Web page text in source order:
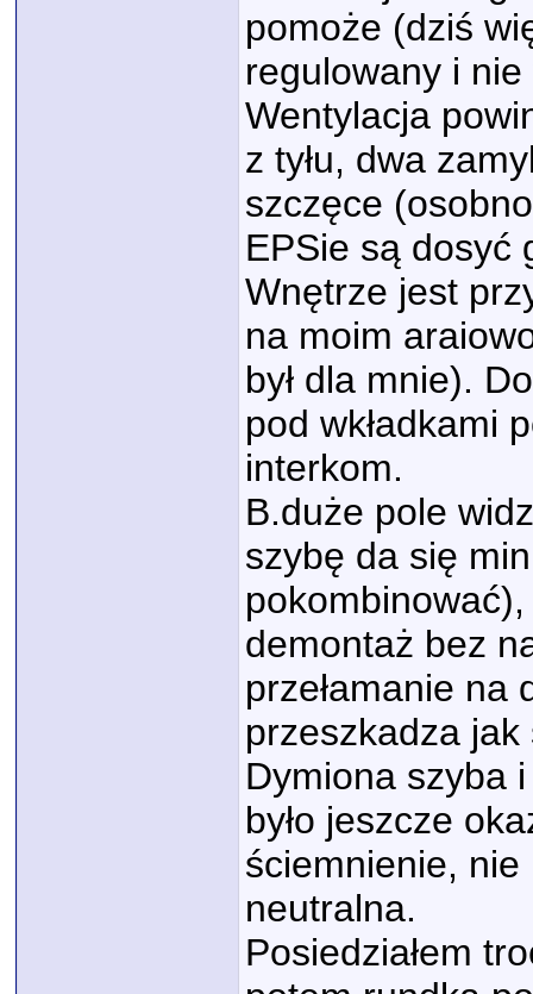
pomoże (dziś
regulowany i
Wentylacja
z tyłu, dwa
szczęce
EPSie są dosyć
Wnętrze jest
na moim
był dla mnie).
pod wkładkami
interkom.
B.duże pole
szybę da się
pokombinować),
demontaż bez
przełamanie na
przeszkadza
Dymiona szyba
było jeszcze
ściemnienie,
neutralna.
Posiedziałem